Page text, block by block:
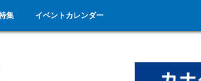
集 イベントカレンダー